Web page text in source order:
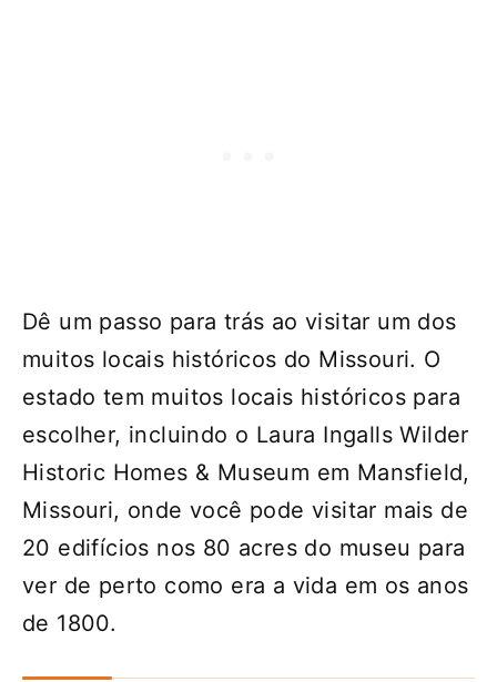
Dê um passo para trás ao visitar um dos
muitos locais históricos do Missouri. O
estado tem muitos locais históricos para
escolher, incluindo o Laura Ingalls Wilder
Historic Homes & Museum em Mansfield,
Missouri, onde você pode visitar mais de
20 edifícios nos 80 acres do museu para
ver de perto como era a vida em os anos
de 1800.